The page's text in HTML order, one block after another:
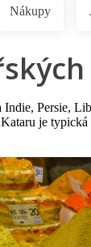
Nákupy
Persie,
je typická